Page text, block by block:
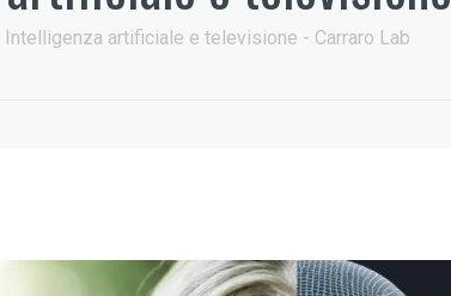
Intelligenza artificiale e televisione - Carraro Lab